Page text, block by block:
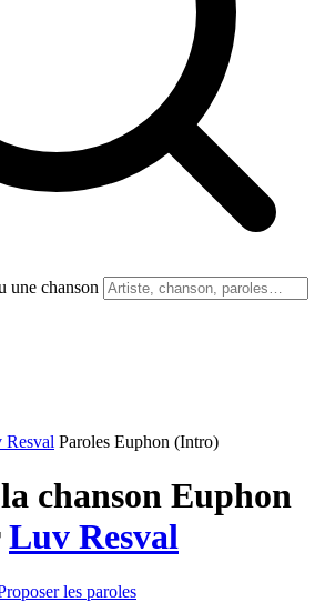
une chanson
Resval Paroles Euphon (Intro)
chanson Euphon
Luv Resval
les paroles